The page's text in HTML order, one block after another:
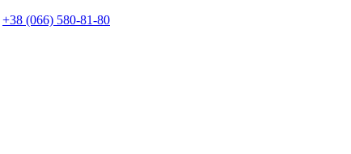
+38 (066) 580-81-80